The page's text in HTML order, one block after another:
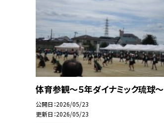
体育参観～５年ダイナミック琉球～
公開日 2026/05/23
更新日 2026/05/23